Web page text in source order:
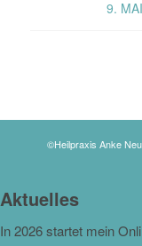
9. /
©Heilpraxis Anke
Aktuelles
In 2026 startet mein